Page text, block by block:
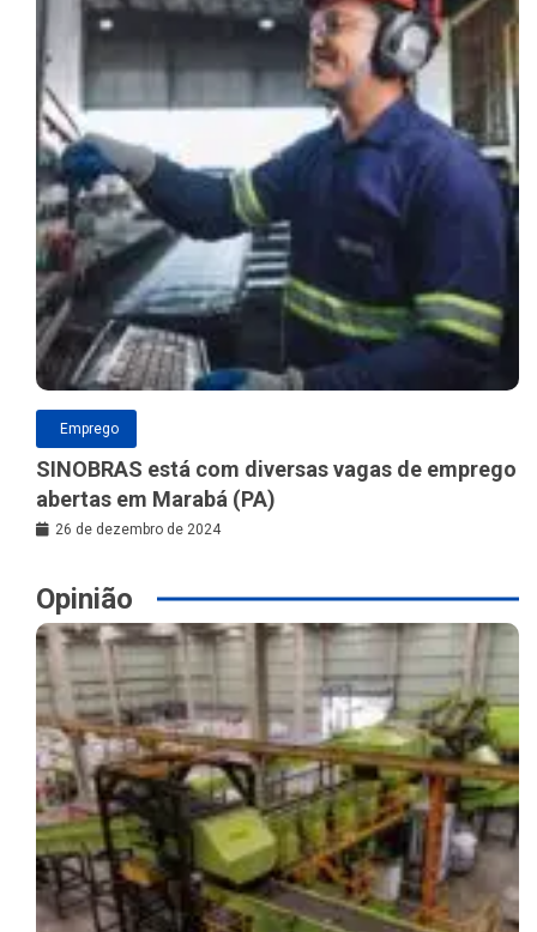
Emprego
SINOBRAS está com diversas vagas de emprego
abertas em Marabá (PA)
26 de dezembro de 2024
Opinião